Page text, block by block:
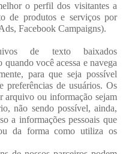
o perfil dos visitantes a
de produtos e serviços por
Facebook Campaigns).
de texto baixados
você acessa e navega
para que seja possível
preferências de usuários. Os
arquivo ou informação sejam
não sendo possível, ainda,
a informações pessoais que
da forma como utiliza os